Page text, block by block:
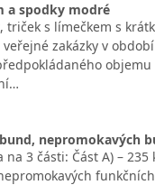
a spodky modré
triček s límečkem s
zakázky v
nepromokavých
na 3 části: Část A) –